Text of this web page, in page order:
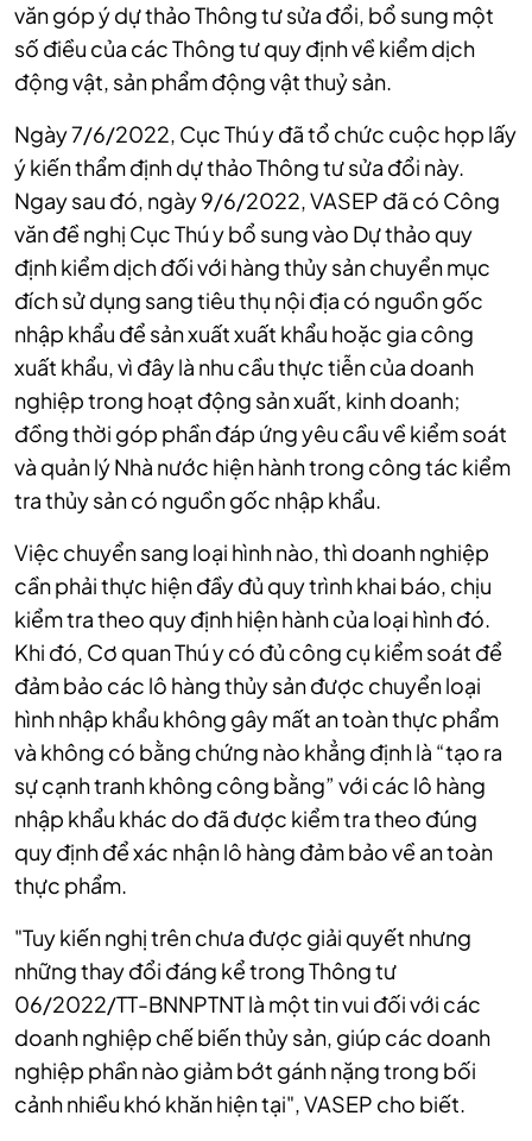
văn góp ý dự thảo Thông tư sửa đổi, bổ sung một
số điều của các Thông tư quy định về kiểm dịch
động vật, sản phẩm động vật thuỷ sản.
Ngày 7/6/2022, Cục Thú y đã tổ chức cuộc họp lấy
ý kiến thẩm định dự thảo Thông tư sửa đổi này.
Ngay sau đó, ngày 9/6/2022, VASEP đã có Công
văn đề nghị Cục Thú y bổ sung vào Dự thảo quy
định kiểm dịch đối với hàng thủy sản chuyển mục
đích sử dụng sang tiêu thụ nội địa có nguồn gốc
nhập khẩu để sản xuất xuất khẩu hoặc gia công
xuất khẩu, vì đây là nhu cầu thực tiễn của doanh
nghiệp trong hoạt động sản xuất, kinh doanh;
đồng thời góp phần đáp ứng yêu cầu về kiểm soát
và quản lý Nhà nước hiện hành trong công tác kiểm
tra thủy sản có nguồn gốc nhập khẩu.
Việc chuyển sang loại hình nào, thì doanh nghiệp
cần phải thực hiện đầy đủ quy trình khai báo, chịu
kiểm tra theo quy định hiện hành của loại hình đó.
Khi đó, Cơ quan Thú y có đủ công cụ kiểm soát để
đảm bảo các lô hàng thủy sản được chuyển loại
hình nhập khẩu không gây mất an toàn thực phẩm
và không có bằng chứng nào khẳng định là “tạo ra
sự cạnh tranh không công bằng” với các lô hàng
nhập khẩu khác do đã được kiểm tra theo đúng
quy định để xác nhận lô hàng đảm bảo về an toàn
thực phẩm.
"Tuy kiến nghị trên chưa được giải quyết nhưng
những thay đổi đáng kể trong Thông tư
06/2022/TT-BNNPTNT là một tin vui đối với các
doanh nghiệp chế biến thủy sản, giúp các doanh
nghiệp phần nào giảm bớt gánh nặng trong bối
cảnh nhiều khó khăn hiện tại", VASEP cho biết.